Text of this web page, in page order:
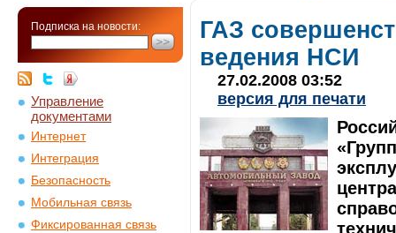
Подписка на новости:
Управление
документами
Интернет
Интеграция
Безопасность
Мобильная связь
Фиксированная связь
ГАЗ
ведения НСИ
27.02.2008 03:52
версия для печати